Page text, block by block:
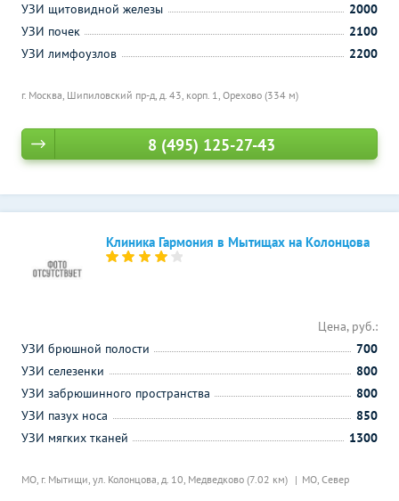
г. Москва, Шипиловский пр-д, д. 43, корп. 1, Орехово (334 м)
УЗИ щитовидной железы
2000
УЗИ почек
2100
УЗИ лимфоузлов
2200
8 (495) 125-27-43
Клиника Гармония в Мытищах на Колонцова
МО, г. Мытищи, ул. Колонцова, д. 10, Медведково (7.02 км) МО, Север
Цена, руб.:
УЗИ брюшной полости
700
УЗИ селезенки
800
УЗИ забрюшинного пространства
800
УЗИ пазух носа
850
УЗИ мягких тканей
1300